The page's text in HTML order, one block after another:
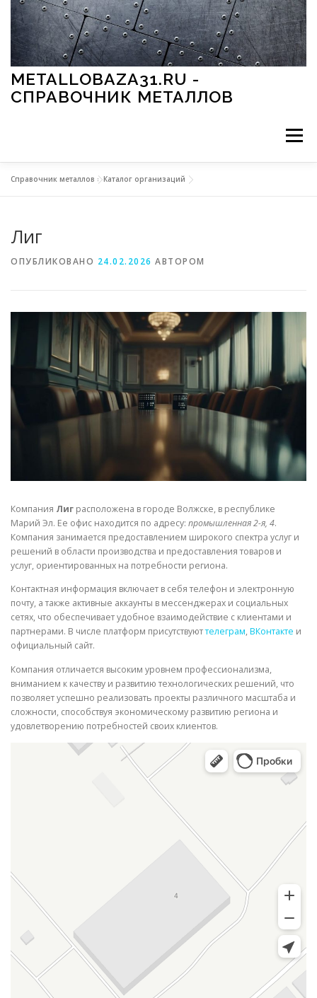
Перейти к содержимому
METALLOBAZA31.RU -
СПРАВОЧНИК МЕТАЛЛОВ
Меню
МЕТАЛЛЫ И ОКРУЖАЮЩАЯ СРЕДА
СВОЙСТВА МЕТАЛЛОВ СОРТА МЕТАЛЛОВ
СТАТЬИ
Справочник металлов »Каталог организаций
Лиг
ОПУБЛИКОВАНО 24.02.2026 АВТОРОМ
Компания Лиг расположена в городе Волжске, в республике
Марий Эл. Ее офис находится по адресу: промышленная 2-я, 4.
Компания занимается предоставлением широкого спектра услуг и
решений в области производства и предоставления товаров и
услуг, ориентированных на потребности региона.
Контактная информация включает в себя телефон и электронную
почту, а также активные аккаунты в мессенджерах и социальных
сетях, что обеспечивает удобное взаимодействие с клиентами и
партнерами. В числе платформ присутствуюттелеграм, ВКонтакте и
официальный сайт.
Компания отличается высоким уровнем профессионализма,
вниманием к качеству и развитию технологических решений, что
позволяет успешно реализовать проекты различного масштаба и
сложности, способствуя экономическому развитию региона и
удовлетворению потребностей своих клиентов.